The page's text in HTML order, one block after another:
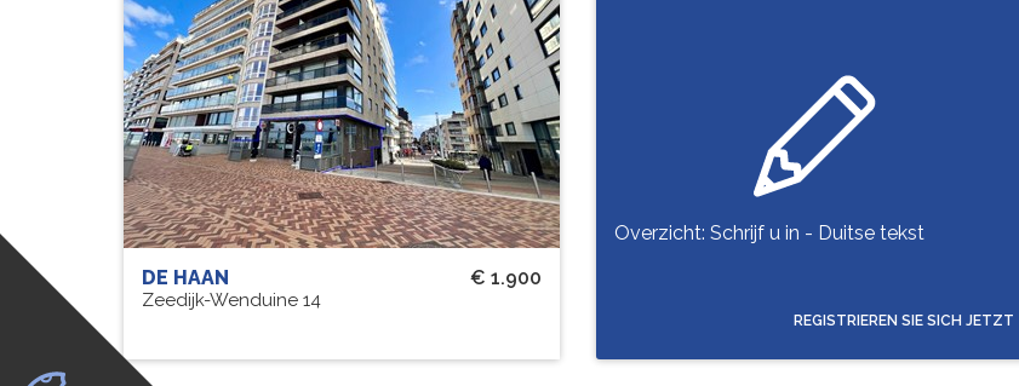
€ 1.900
DE HAAN
Zeedijk-Wenduine 14
Overzicht: Schrijf u in - Duitse tekst
REGISTRIEREN SIE SICH JETZT